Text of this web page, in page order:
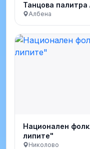
Танцова палитра
Албена
Национален
липите"
Николово